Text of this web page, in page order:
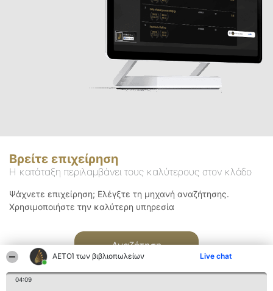
ΑΕΤΟΊ των βιβλιοπωλείων Live chat
04:09
Βρείτε επιχείρηση
Η κατάταξη περιλαμβάνει τους καλύτερους στον κλάδο
Ψάχνετε επιχείρηση; Ελέγξτε τη μηχανή αναζήτησης.
Χρησιμοποιήστε την καλύτερη υπηρεσία
Αναζήτηση